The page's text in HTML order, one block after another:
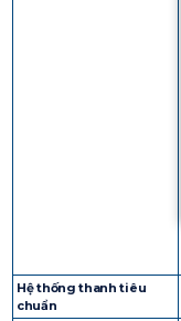
Hệ thống thanh tiêu
chuẩn